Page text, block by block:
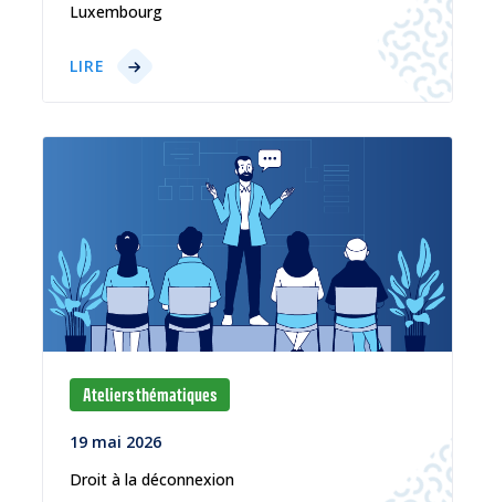
Luxembourg
LIRE
Ateliers thématiques
19 mai 2026
Droit à la déconnexion